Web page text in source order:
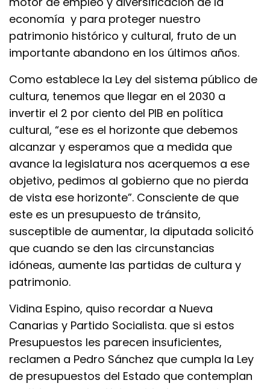
economía y para proteger nuestro
patrimonio histórico y cultural, fruto de un
importante abandono en los últimos años.
Como establece la Ley del sistema público de
cultura, tenemos que llegar en el 2030 a
invertir el 2 por ciento del PIB en política
cultural, “ese es el horizonte que debemos
alcanzar y esperamos que a medida que
avance la legislatura nos acerquemos a ese
objetivo, pedimos al gobierno que no pierda
de vista ese horizonte”. Consciente de que
este es un presupuesto de tránsito,
susceptible de aumentar, la diputada solicitó
que cuando se den las circunstancias
idóneas, aumente las partidas de cultura y
patrimonio.
Vidina Espino, quiso recordar a Nueva
Canarias y Partido Socialista. que si estos
Presupuestos les parecen insuficientes,
reclamen a Pedro Sánchez que cumpla la Ley
de presupuestos del Estado que contemplan